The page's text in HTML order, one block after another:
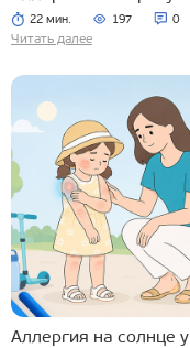
22 мин. 197 0
Читать далее
Аллергия на солнце у